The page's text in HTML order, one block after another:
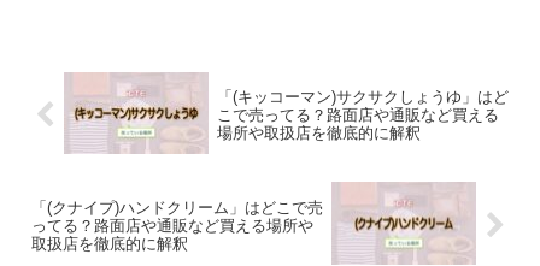
「(キッコーマン)サクサクしょうゆ」はど
こで売ってる？路面店や通販など買える
場所や取扱店を徹底的に解釈
「(クナイプ)ハンドクリーム」はどこで売
ってる？路面店や通販など買える場所や
取扱店を徹底的に解釈